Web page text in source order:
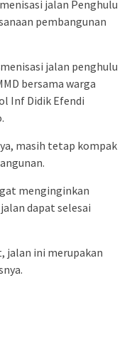
jalan Penghulu
pembangunan
jalan penghulu
bersama warga
Inf Didik Efendi
masih tetap kompak
menginginkan
dapat selesai
jalan ini merupakan